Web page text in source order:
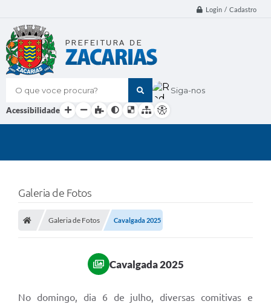
Login / Cadastro
O que voce procura? Siga-nos
Acessibilidade
Galeria de Fotos
Galeria de Fotos Cavalgada 2025
Cavalgada 2025
No domingo, dia 6 de julho, diversas comitivas e